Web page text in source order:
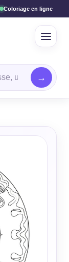
Coloriage en ligne